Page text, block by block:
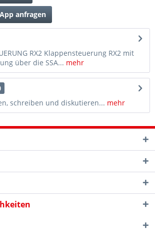
anfragen
RX2 Klappensteuerung RX2 mit
über die SSA... mehr
schreiben und diskutieren... mehr